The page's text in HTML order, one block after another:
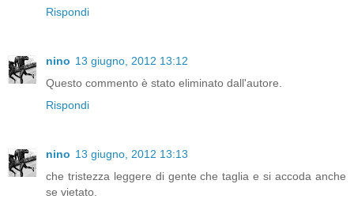
Rispondi
nino 13 giugno, 2012 13:12
Questo commento è stato eliminato dall'autore.
Rispondi
nino 13 giugno, 2012 13:13
che tristezza leggere di gente che taglia e si accoda anche
se vietato.